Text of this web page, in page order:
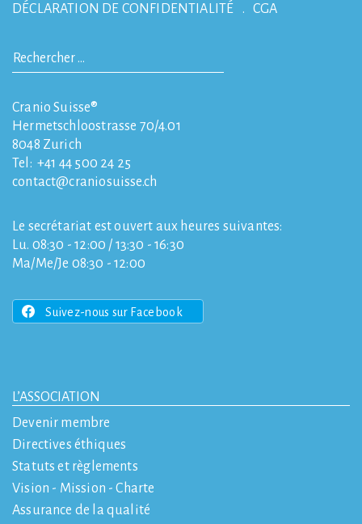
DÉCLARATION DE CONFIDENTIALITÉ
CGA
Cranio Suisse®
Hermetschloostrasse 70/4.01
8048 Zurich
Tel: +41 44 500 24 25
contact
craniosuisse.ch
Le secrétariat est ouvert aux heures suivantes:
Lu. 08:30 - 12:00 / 13:30 - 16:30
Ma/Me/Je 08:30 - 12:00
Suivez-nous sur Facebook
L’ASSOCIATION
Devenir membre
Directives éthiques
Statuts et règlements
Vision - Mission - Charte
Assurance de la qualité